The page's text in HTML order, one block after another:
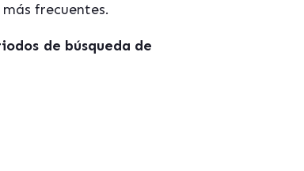
frecuentes.
de búsqueda de